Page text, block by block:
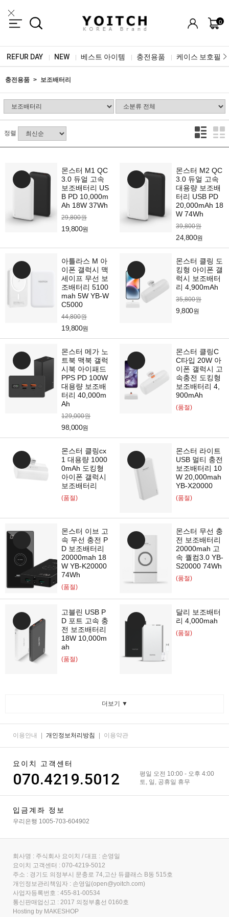
0
REFUR DAY NEW 베스트 아이템 충전용품 케이스 보호필름
충전용품 보조배터리
정렬
몬스터 M1 QC
3.0 듀얼 고속
보조배터리 US
B PD 10,000m
Ah 18W 37Wh
29,800원
19,800원
몬스터 M2 QC
3.0 듀얼 고속
대용량 보조배
터리 USB PD
20,000mAh 18
W 74Wh
39,800원
24,800원
아틀라스 M 아
이폰 갤럭시 맥
세이프 무선 보
조배터리 5100
mah 5W YB-W
C5000
44,800원
19,800원
몬스터 클링 도
킹형 아이폰 갤
럭시 보조배터
리 4,900mAh
35,800원
9,800원
몬스터 메가 노
트북 맥북 갤럭
시북 아이패드
PPS PD 100W
대용량 보조배
터리 40,000m
Ah
129,000원
98,000원
몬스터 클링C
C타입 20W 아
이폰 갤럭시 고
속충전 도킹형
보조배터리 4,
900mAh
(품절)
몬스터 클링cx
1 대용량 1000
0mAh 도킹형
아이폰 갤럭시
보조배터리
(품절)
몬스터 라이트
USB 멀티 충전
보조배터리 10
W 20,000mah
YB-X20000
(품절)
몬스터 이브 고
속 무선 충전 P
D 보조배터리
20000mah 18
W YB-K20000
74Wh
(품절)
몬스터 무선 충
전 보조배터리
20000mah 고
속 퀄컴3.0 YB-
S20000 74Wh
(품절)
고블린 USB P
D 포트 고속 충
전 보조배터리
18W 10,000m
ah
(품절)
달리 보조배터
리 4,000mah
(품절)
더보기 ▼
이용안내 개인정보처리방침 이용약관
요이치 고객센터
070.4219.5012
평일 오전 10:00 - 오후 4:00
토, 일, 공휴일 휴무
입금계좌 정보
우리은행 1005-703-604902
회사명 : 주식회사 요이치 / 대표 : 손영일
요이치 고객센터 : 070-4219-5012
주소 : 경기도 의정부시 문충로 74,고산 듀클래스 B동 515호
개인정보관리책임자 : 손영일(open@yoitch.com)
사업자등록번호 : 455-81-00534
통신판매업신고 : 2017 의정부흥선 0160호
Hosting by MAKESHOP